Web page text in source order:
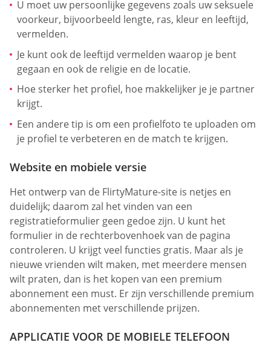
U moet uw persoonlijke gegevens zoals uw seksuele
voorkeur, bijvoorbeeld lengte, ras, kleur en leeftijd,
vermelden.
Je kunt ook de leeftijd vermelden waarop je bent
gegaan en ook de religie en de locatie.
Hoe sterker het profiel, hoe makkelijker je je partner
krijgt.
Een andere tip is om een profielfoto te uploaden om
je profiel te verbeteren en de match te krijgen.
Website en mobiele versie
Het ontwerp van de FlirtyMature-site is netjes en
duidelijk; daarom zal het vinden van een
registratieformulier geen gedoe zijn. U kunt het
formulier in de rechterbovenhoek van de pagina
controleren. U krijgt veel functies gratis. Maar als je
nieuwe vrienden wilt maken, met meerdere mensen
wilt praten, dan is het kopen van een premium
abonnement een must. Er zijn verschillende premium
abonnementen met verschillende prijzen.
APPLICATIE VOOR DE MOBIELE TELEFOON